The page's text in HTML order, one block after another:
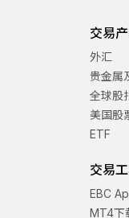
交易
外汇
贵金属
全球股
美国股
ETF
交易
EBC
MT4下